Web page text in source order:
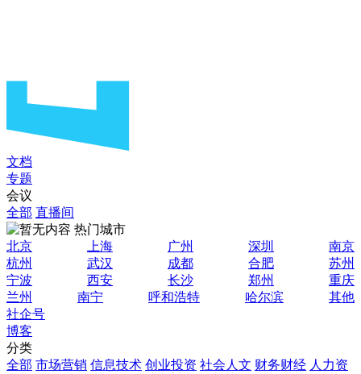
文档
专题
会议
全部 直播间
热门城市
北京
上海 广州 深圳
南京
杭州
武汉 成都 合肥
苏州
宁波
西安 长沙 郑州
重庆
兰州
南宁 呼和浩特 哈尔滨
其他
社企号
博客
分类
全部 市场营销 信息技术 创业投资 社会人文 财务财经 人力资